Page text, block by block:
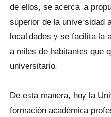
de ellos, se acerca la
superior de la universidad
localidades y se facilita la
a miles de habitantes que
universitario.
De esta manera, hoy la
formación académica